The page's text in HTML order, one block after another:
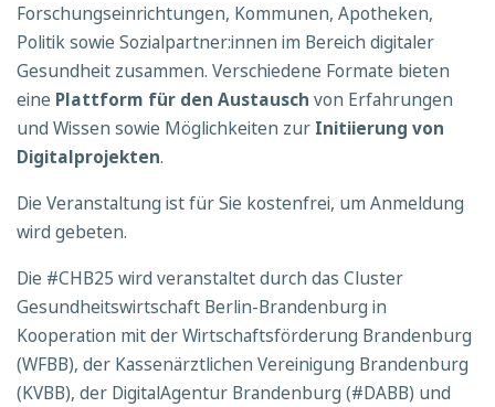
Forschungseinrichtungen, Kommunen, Apotheken,
Politik sowie Sozialpartner:innen im Bereich digitaler
Gesundheit zusammen. Verschiedene Formate bieten
eine Plattform für den Austausch von Erfahrungen
und Wissen sowie Möglichkeiten zur Initiierung von
Digitalprojekten.
Die Veranstaltung ist für Sie kostenfrei, um Anmeldung
wird gebeten.
Die #CHB25 wird veranstaltet durch das Cluster
Gesundheitswirtschaft Berlin-Brandenburg in
Kooperation mit der Wirtschaftsförderung Brandenburg
(WFBB), der Kassenärztlichen Vereinigung Brandenburg
(KVBB), der DigitalAgentur Brandenburg (#DABB) und